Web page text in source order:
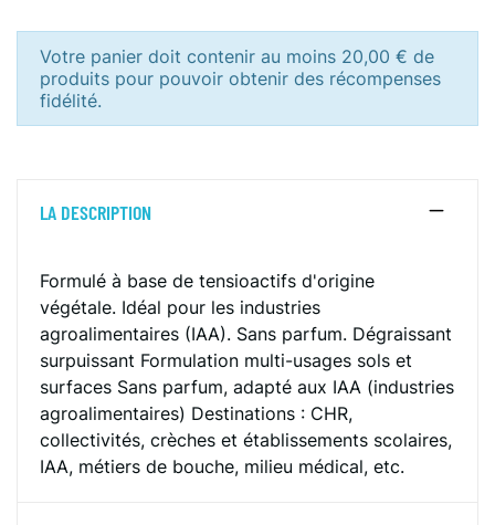
Votre panier doit contenir au moins 20,00 € de
produits pour pouvoir obtenir des récompenses
fidélité.
LA DESCRIPTION
Formulé à base de tensioactifs d'origine
végétale. Idéal pour les industries
agroalimentaires (IAA). Sans parfum. Dégraissant
surpuissant Formulation multi-usages sols et
surfaces Sans parfum, adapté aux IAA (industries
agroalimentaires) Destinations : CHR,
collectivités, crèches et établissements scolaires,
IAA, métiers de bouche, milieu médical, etc.